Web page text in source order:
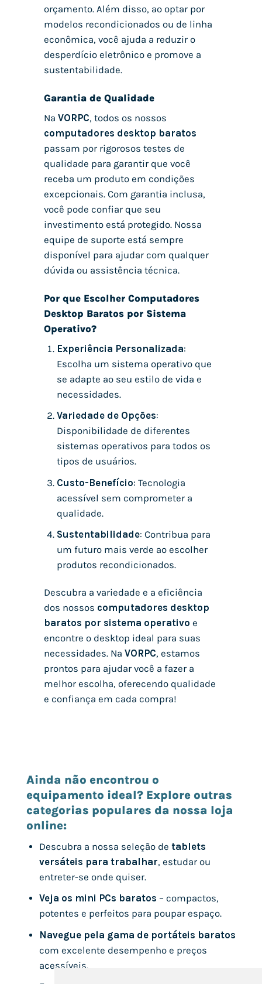
orçamento. Além disso, ao optar por
modelos recondicionados ou de linha
econômica, você ajuda a reduzir o
desperdício eletrônico e promove a
sustentabilidade.
Garantia de Qualidade
Na VORPC, todos os nossos
computadores desktop baratos
passam por rigorosos testes de
qualidade para garantir que você
receba um produto em condições
excepcionais. Com garantia inclusa,
você pode confiar que seu
investimento está protegido. Nossa
equipe de suporte está sempre
disponível para ajudar com qualquer
dúvida ou assistência técnica.
Por que Escolher Computadores
Desktop Baratos por Sistema
Operativo?
Experiência Personalizada:
Escolha um sistema operativo que
se adapte ao seu estilo de vida e
necessidades.
Variedade de Opções:
Disponibilidade de diferentes
sistemas operativos para todos os
tipos de usuários.
Custo-Benefício: Tecnologia
acessível sem comprometer a
qualidade.
Sustentabilidade: Contribua para
um futuro mais verde ao escolher
produtos recondicionados.
Descubra a variedade e a eficiência
dos nossos computadores desktop
baratos por sistema operativo e
encontre o desktop ideal para suas
necessidades. Na VORPC, estamos
prontos para ajudar você a fazer a
melhor escolha, oferecendo qualidade
e confiança em cada compra!
Ainda não encontrou o
equipamento ideal? Explore outras
categorias populares da nossa loja
online:
Descubra a nossa seleção de tablets
versáteis para trabalhar, estudar ou
entreter-se onde quiser.
Veja os mini PCs baratos – compactos,
potentes e perfeitos para poupar espaço.
Navegue pela gama de portáteis baratos
com excelente desempenho e preços
acessíveis.